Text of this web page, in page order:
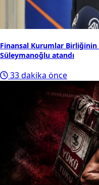
Finansal Kurumlar
Süleymanoğlu atandı
33 dakika önce